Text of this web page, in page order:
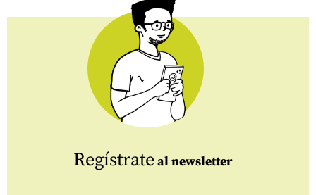
Regístrate al newsletter